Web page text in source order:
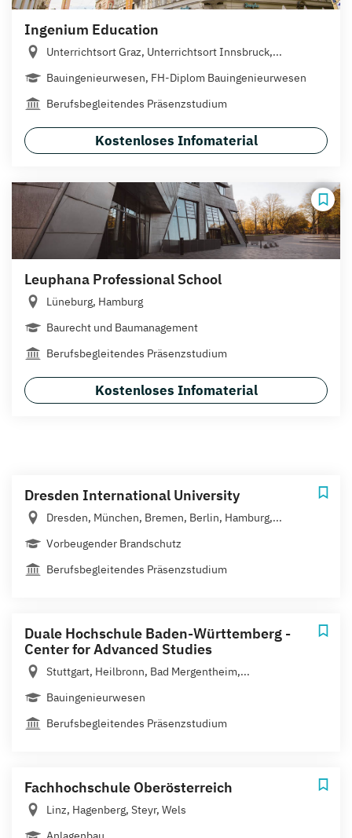
Ingenium Education
Unterrichtsort Graz, Unterrichtsort Innsbruck,...
Bauingenieurwesen, FH-Diplom Bauingenieurwesen
Berufsbegleitendes Präsenzstudium
Kostenloses Infomaterial
Leuphana Professional School
Lüneburg, Hamburg
Baurecht und Baumanagement
Berufsbegleitendes Präsenzstudium
Kostenloses Infomaterial
Dresden International University
Dresden, München, Bremen, Berlin, Hamburg,...
Vorbeugender Brandschutz
Berufsbegleitendes Präsenzstudium
Duale Hochschule Baden-Württemberg -
Center for Advanced Studies
Stuttgart, Heilbronn, Bad Mergentheim,...
Bauingenieurwesen
Berufsbegleitendes Präsenzstudium
Fachhochschule Oberösterreich
Linz, Hagenberg, Steyr, Wels